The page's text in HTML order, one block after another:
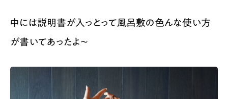
中には説明書が入っとって風呂敷の色んな使い方
が書いてあったよ〜